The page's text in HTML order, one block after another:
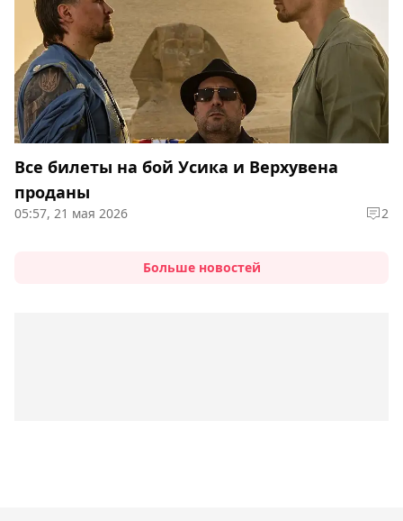
Все билеты на бой Усика и Верхувена
проданы
05:57, 21 мая 2026 2
Больше новостей